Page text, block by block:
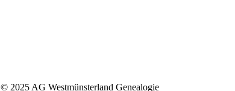
© 2025 AG Westmünsterland Genealogie